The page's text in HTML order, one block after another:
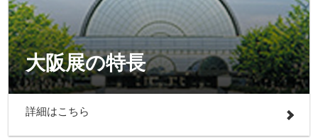
大阪展の特長
詳細はこちら